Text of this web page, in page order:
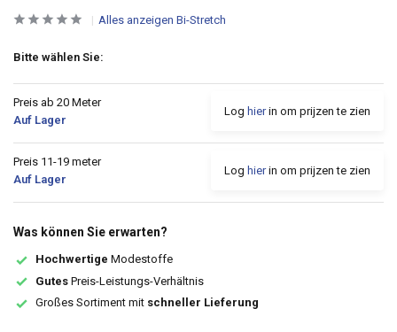
Alles anzeigen Bi-Stretch
Bitte wählen Sie:
Preis ab 20 Meter
Auf Lager
Log hierin om prijzen te zien
Preis 11-19 meter
Auf Lager
Log hierin om prijzen te zien
Was können Sie erwarten?
Hochwertige Modestoffe
Gutes Preis-Leistungs-Verhältnis
Großes Sortiment mit schneller Lieferung